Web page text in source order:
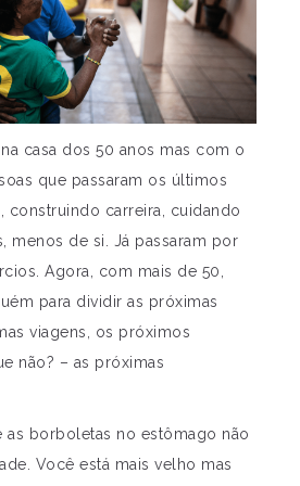
casa dos 50 anos mas com o
que passaram os últimos
construindo carreira, cuidando
menos de si. Já passaram por
Agora, com mais de 50,
para dividir as próximas
viagens, os próximos
não? – as próximas
as borboletas no estômago não
Você está mais velho mas